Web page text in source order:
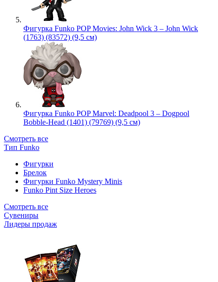
Фигурка Funko POP Movies: John Wick 3 – John Wick
(1763) (83572) (9,5 см)
Фигурка Funko POP Marvel: Deadpool 3 – Dogpool
Bobble-Head (1401) (79769) (9,5 см)
Смотреть все
Тип Funko
Фигурки
Брелок
Фигурки Funko Mystery Minis
Funko Pint Size Heroes
Смотреть все
Сувениры
Лидеры продаж